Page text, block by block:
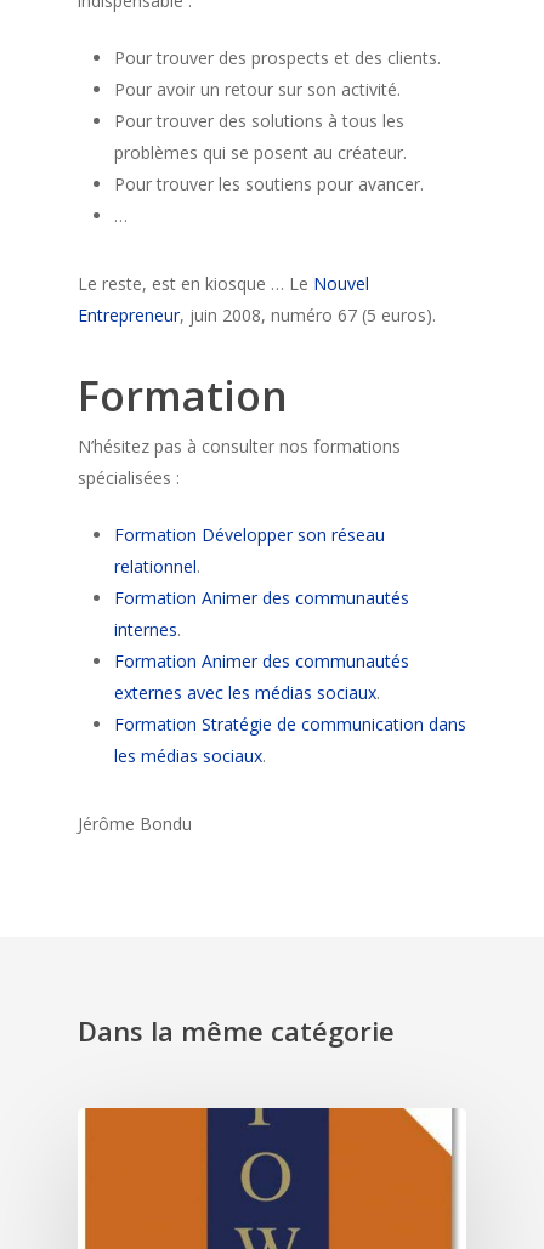
Pour trouver des prospects et des clients.
Pour avoir un retour sur son activité.
Pour trouver des solutions à tous les
problèmes qui se posent au créateur.
Pour trouver les soutiens pour avancer.
…
Le reste, est en kiosque … Le Nouvel
Entrepreneur, juin 2008, numéro 67 (5 euros).
Formation
N’hésitez pas à consulter nos formations
spécialisées :
Formation Développer son réseau
relationnel.
Formation Animer des communautés
internes.
Formation Animer des communautés
externes avec les médias sociaux.
Formation Stratégie de communication dans
les médias sociaux.
Jérôme Bondu
Dans la même catégorie